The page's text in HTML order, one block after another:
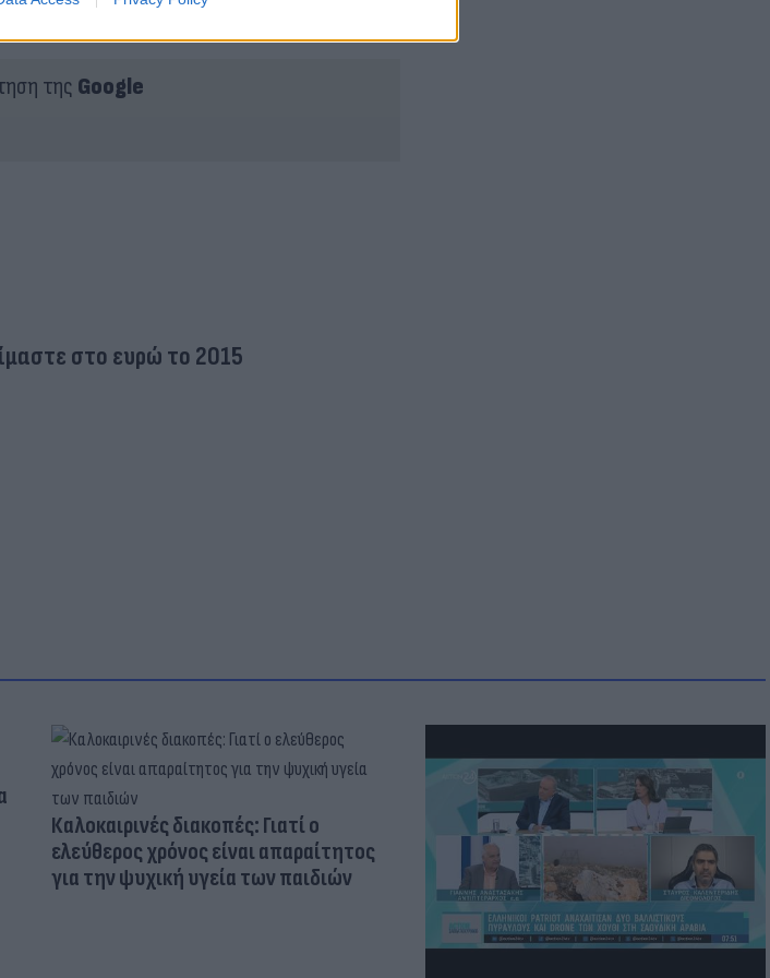
σε μέτρια επίπεδα.
της Google
στο ευρώ το 2015
Καλοκαιρινές διακοπές: Γιατί ο
ελεύθερος χρόνος είναι απαραίτητος
για την ψυχική υγεία των παιδιών